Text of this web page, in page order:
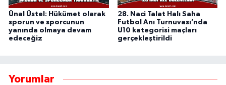
Ünal Üstel: Hükümet olarak
sporun ve sporcunun
yanında olmaya devam
edeceğiz
28. Naci Talat Halı Saha
Futbol Anı Turnuvası’nda
U10 kategorisi maçları
gerçekleştirildi
Yorumlar